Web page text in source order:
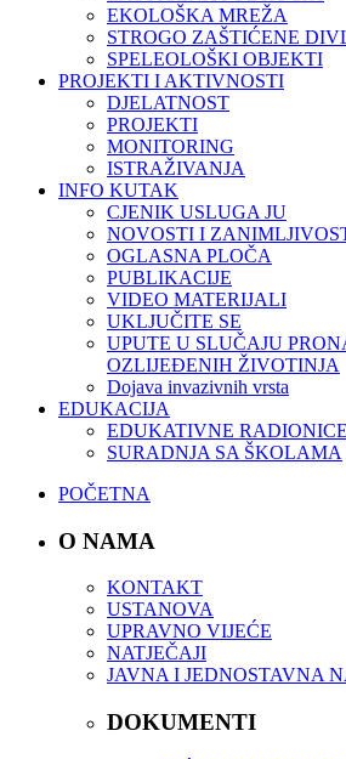
EKOLOŠKA MREŽA
STROGO ZAŠTIĆENE
SPELEOLOŠKI OBJEKTI
PROJEKTI I AKTIVNOSTI
DJELATNOST
PROJEKTI
MONITORING
ISTRAŽIVANJA
INFO KUTAK
CJENIK USLUGA JU
NOVOSTI I
OGLASNA PLOČA
PUBLIKACIJE
VIDEO MATERIJALI
UKLJUČITE SE
UPUTE U SLUČAJU
OZLIJEĐENIH ŽIVOTINJA
Dojava invazivnih vrsta
EDUKACIJA
EDUKATIVNE RADIONICE
SURADNJA SA ŠKOLAMA
POČETNA
O NAMA
KONTAKT
USTANOVA
UPRAVNO VIJEĆE
NATJEČAJI
JAVNA I JEDNOSTAVNA
DOKUMENTI